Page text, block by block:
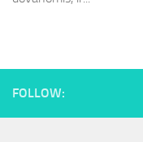
FOLLOW: